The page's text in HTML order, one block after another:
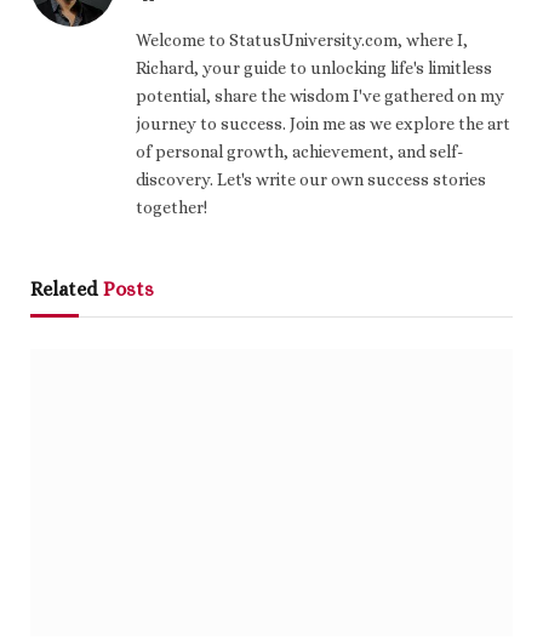
Welcome to StatusUniversity.com, where I,
Richard, your guide to unlocking life's limitless
potential, share the wisdom I've gathered on my
journey to success. Join me as we explore the art
of personal growth, achievement, and self-
discovery. Let's write our own success stories
together!
Related Posts